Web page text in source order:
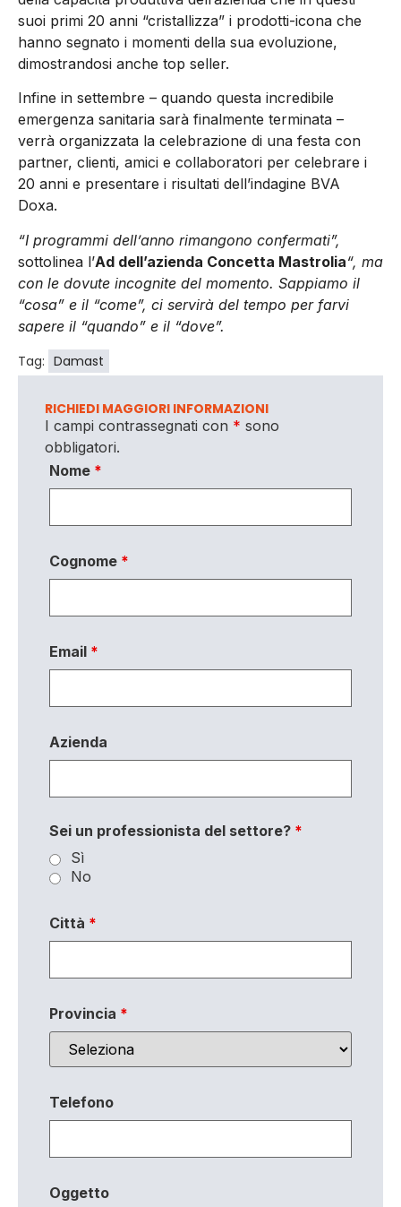
suoi primi 20 anni “cristallizza” i prodotti-icona che
hanno segnato i momenti della sua evoluzione,
dimostrandosi anche top seller.
Infine in settembre – quando questa incredibile
emergenza sanitaria sarà finalmente terminata –
verrà organizzata la celebrazione di una festa con
partner, clienti, amici e collaboratori per celebrare i
20 anni e presentare i risultati dell’indagine BVA
Doxa.
“I programmi dell’anno rimangono confermati”,
sottolinea l’Ad dell’azienda Concetta Mastrolia“, ma
con le dovute incognite del momento. Sappiamo il
“cosa” e il “come”, ci servirà del tempo per farvi
sapere il “quando” e il “dove”.
Tag: Damast
RICHIEDI MAGGIORI INFORMAZIONI
I campi contrassegnati con * sono
obbligatori.
Nome *
Cognome *
Email *
Azienda
Sei un professionista del settore? *
Sì
No
Città *
Provincia *
Telefono
Oggetto